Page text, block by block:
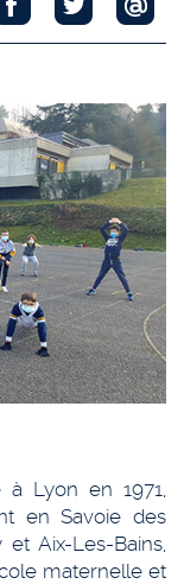
Lyon en 1971,
en Savoie des
Aix-Les-Bains,
maternelle et